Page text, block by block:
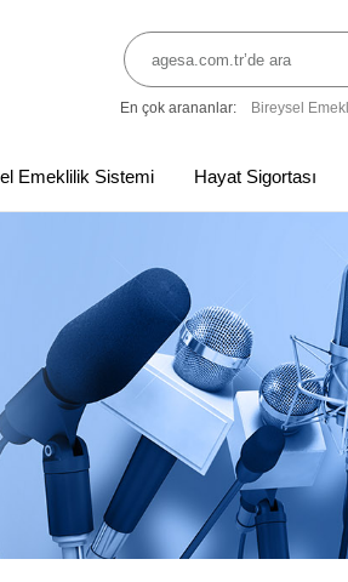
En çok arananlar: Bireysel
Emeklilik Sistemi Hayat Sigortası